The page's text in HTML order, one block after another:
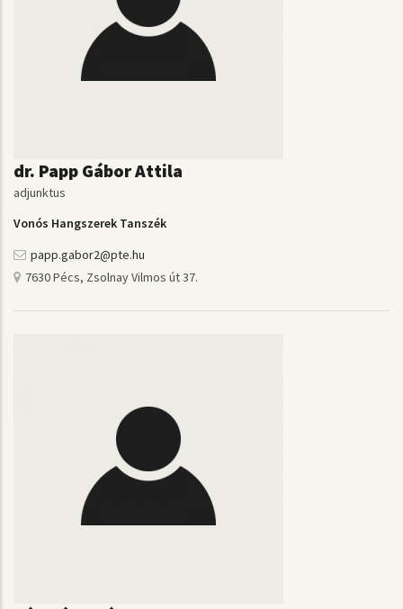
dr. Papp Gábor Attila
adjunktus
Vonós Hangszerek Tanszék
papp.gabor2@pte.hu
7630 Pécs, Zsolnay Vilmos út 37.